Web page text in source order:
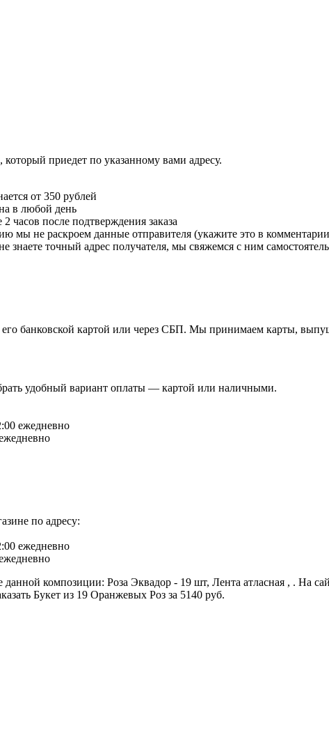
приедет по указанному вами адресу.
от 350 рублей
в любой день
часов после подтверждения заказа
не раскроем данные отправителя (укажите это в комментарии
точный адрес получателя, мы свяжемся с ним
его банковской картой или через СБП. Мы принимаем карты,
удобный вариант оплаты — картой или наличными.
ежедневно
по адресу:
ежедневно
композиции: Роза Эквадор - 19 шт, Лента атласная , . На
Букет из 19 Оранжевых Роз за 5140 руб.